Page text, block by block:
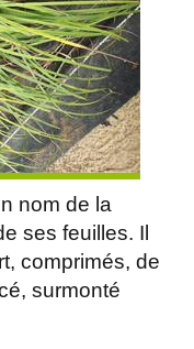
nom de la
ses feuilles. Il
comprimés, de
surmonté